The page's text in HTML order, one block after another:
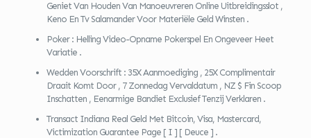
Geniet Van Houden Van Manoeuvreren Online Uitbreidingsslot ,
Keno En Tv Salamander Voor Materiële Geld Winsten .
Poker : Helling Video-Opname Pokerspel En Ongeveer Heet
Variatie .
Wedden Voorschrift : 35X Aanmoediging , 25X Complimentair
Draait Komt Door , 7 Zonnedag Vervaldatum , NZ $ Fin Scoop
Inschatten , Eenarmige Bandiet Exclusief Tenzij Verklaren .
Transact Indiana Real Geld Met Bitcoin, Visa, Mastercard,
Victimization Guarantee Page [ I ] [ Deuce ] .